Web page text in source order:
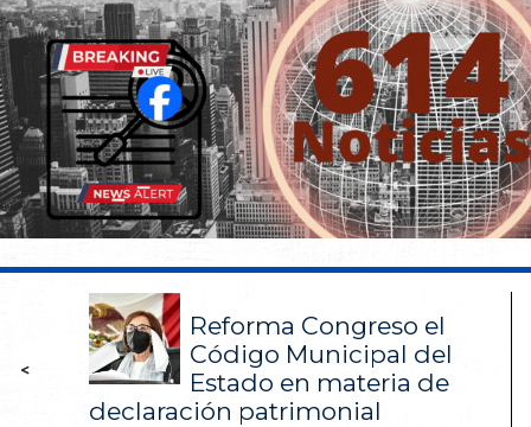
<
Reforma Congreso el
Código Municipal del
Estado en materia de
declaración patrimonial